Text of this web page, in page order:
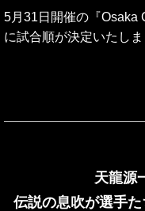
5月31日開催の『Osaka
に試合順が決定いたし
天龍源
伝説の息吹が選手た